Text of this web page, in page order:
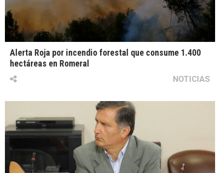
Alerta Roja por incendio forestal que consume 1.400
hectáreas en Romeral
NOTICIAS